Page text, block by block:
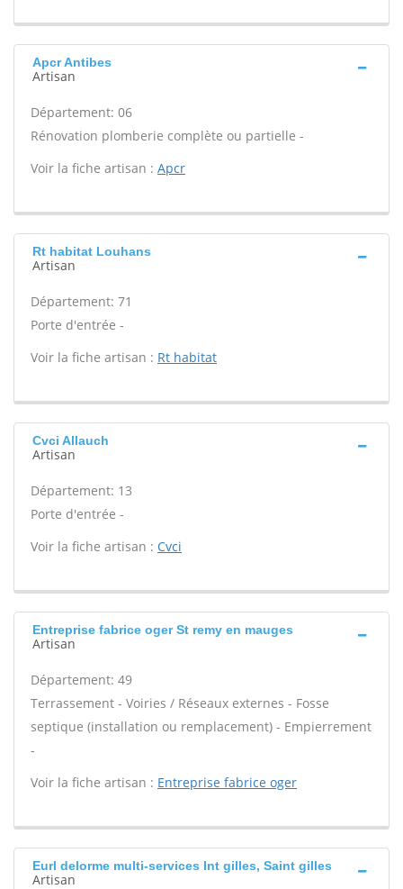
Apcr Antibes
Artisan
Département: 06
Rénovation plomberie complète ou partielle -
Voir la fiche artisan : Apcr
Rt habitat Louhans
Artisan
Département: 71
Porte d'entrée -
Voir la fiche artisan : Rt habitat
Cvci Allauch
Artisan
Département: 13
Porte d'entrée -
Voir la fiche artisan : Cvci
Entreprise fabrice oger St remy en mauges
Artisan
Département: 49
Terrassement - Voiries / Réseaux externes - Fosse
septique (installation ou remplacement) - Empierrement
-
Voir la fiche artisan : Entreprise fabrice oger
Eurl delorme multi-services Int gilles, Saint gilles
Artisan